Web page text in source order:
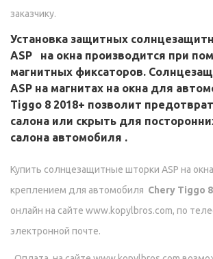
заказчику.
Установка защитных
ASP на окна производится при
магнитных фиксаторов.
ASP на магнитах на окна для
Tiggo 8 2018+ позволит
салона или скрыть для
салона автомобиля .
Купить солнцезащитные шторки ASP на
креплением для автомобиля Chery Tiggo
онлайн на сайте www.kopylbros.com, по
электронной почте.